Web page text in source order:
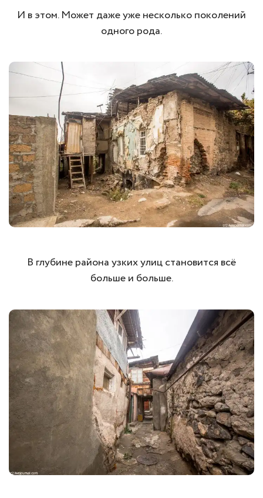
И в этом. Может даже уже несколько поколений
одного рода.
В глубине района узких улиц становится всё
больше и больше.